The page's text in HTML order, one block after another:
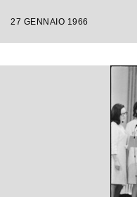
27 GENNAIO 1966